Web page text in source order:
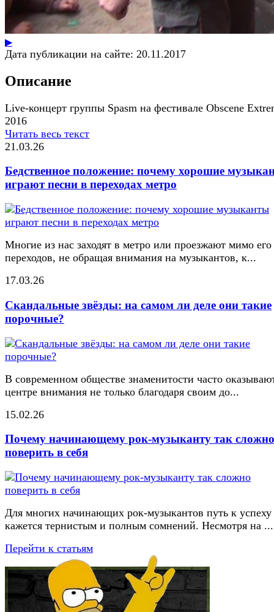
▶
Дата публикации на сайте: 20.11.2017
Описание
Live-концерт группы Spasm на фестивале Obscene
2016
Читать весь текст
21.03.26
Бедственное положение: почему хорошие
играют песни в переходах метро
Многие из нас заходят в метро или проезжают мимо его
переходов, не обращая внимания на музыкантов, к...
17.03.26
Скандальные звёзды: на самом ли деле они такие
порочные?
В современном обществе знаменитости часто
центре внимания не только благодаря своим до...
15.02.26
Почему начинающему рок-музыканту так сложно
поверить в себя
Для многих начинающих рок-музыкантов путь к успеху
кажется тернистым и полным сомнений. Несмотря на ...
Перейти к статьям